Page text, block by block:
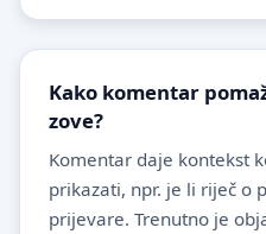
Kako komentar
zove?
Komentar daje kontekst
prikazati, npr. je li riječ o
prijevare. Trenutno je